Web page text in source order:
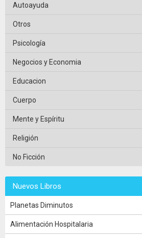
Autoayuda
Otros
Psicología
Negocios y Economia
Educacion
Cuerpo
Mente y Espíritu
Religión
No Ficción
Nuevos Libros
Planetas Diminutos
Alimentación Hospitalaria